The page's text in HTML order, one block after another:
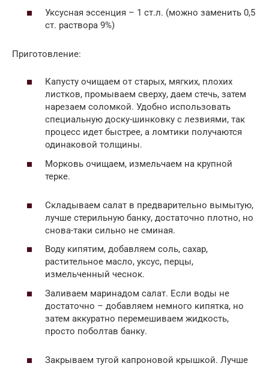
Уксусная эссенция – 1 ст.л. (можно заменить 0,5
ст. раствора 9%)
Приготовление:
Капусту очищаем от старых, мягких, плохих
листков, промываем сверху, даем стечь, затем
нарезаем соломкой. Удобно использовать
специальную доску-шинковку с лезвиями, так
процесс идет быстрее, а ломтики получаются
одинаковой толщины.
Морковь очищаем, измельчаем на крупной
терке.
Складываем салат в предварительно вымытую,
лучше стерильную банку, достаточно плотно, но
снова-таки сильно не сминая.
Воду кипятим, добавляем соль, сахар,
растительное масло, уксус, перцы,
измельченный чеснок.
Заливаем маринадом салат. Если воды не
достаточно – добавляем немного кипятка, но
затем аккуратно перемешиваем жидкость,
просто поболтав банку.
Закрываем тугой капроновой крышкой. Лучше